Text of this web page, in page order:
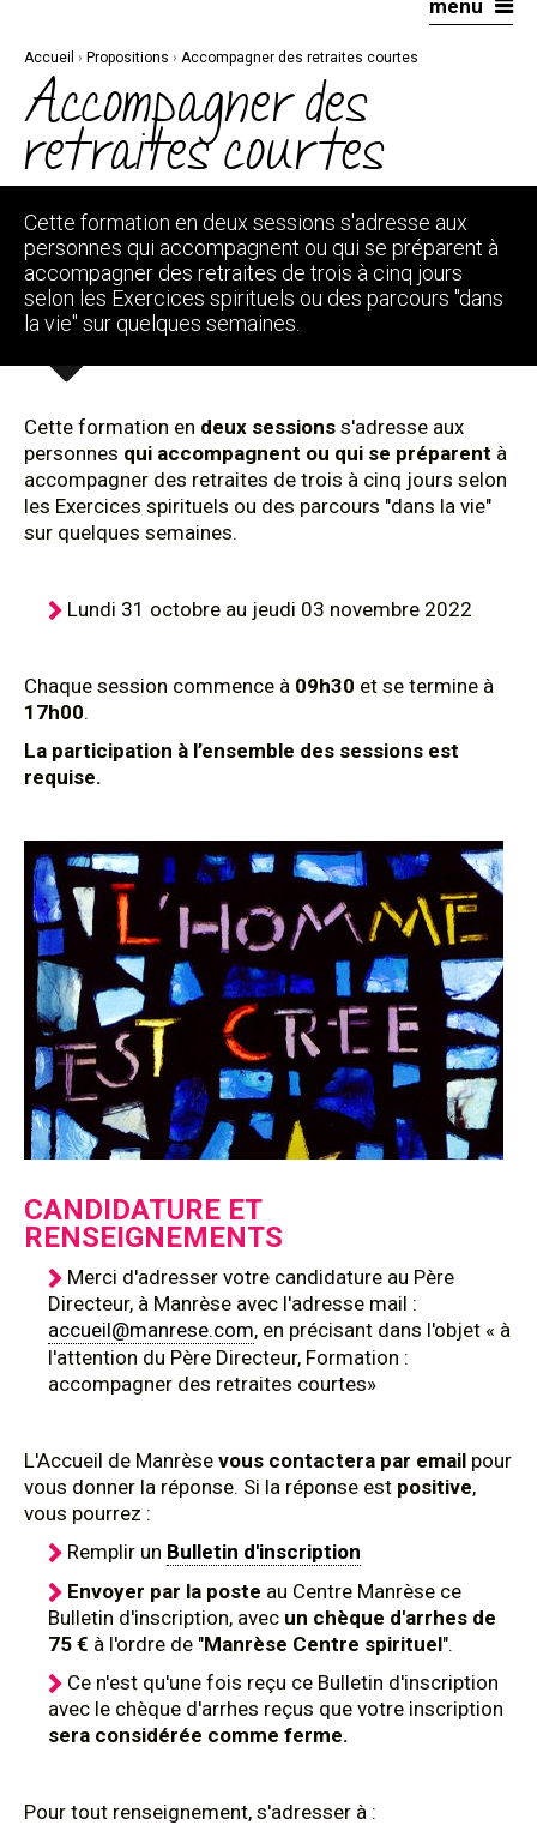
navigation
menu
Accueil › Propositions › Accompagner des retraites courtes
Accompagner des
retraites courtes
Cette formation en deux sessions s'adresse aux
personnes qui accompagnent ou qui se préparent à
accompagner des retraites de trois à cinq jours
selon les Exercices spirituels ou des parcours "dans
la vie" sur quelques semaines.
Cette formation en deux sessions s'adresse aux
personnes qui accompagnent ou qui se préparent à
accompagner des retraites de trois à cinq jours selon
les Exercices spirituels ou des parcours "dans la vie"
sur quelques semaines.
Lundi 31 octobre au jeudi 03 novembre 2022
Chaque session commence à 09h30 et se termine à
17h00.
La participation à l’ensemble des sessions est
requise.
CANDIDATURE ET
RENSEIGNEMENTS
Merci d'adresser votre candidature au Père
Directeur, à Manrèse avec l'adresse mail :
accueil@manrese.com, en précisant dans l'objet « à
l'attention du Père Directeur, Formation :
accompagner des retraites courtes»
L'Accueil de Manrèse vous contactera par email pour
vous donner la réponse. Si la réponse est positive,
vous pourrez :
Remplir un Bulletin d'inscription
Envoyer par la poste au Centre Manrèse ce
Bulletin d'inscription, avec un chèque d'arrhes de
75 € à l'ordre de "Manrèse Centre spirituel".
Ce n'est qu'une fois reçu ce Bulletin d'inscription
avec le chèque d'arrhes reçus que votre inscription
sera considérée comme ferme.
Pour tout renseignement, s'adresser à :